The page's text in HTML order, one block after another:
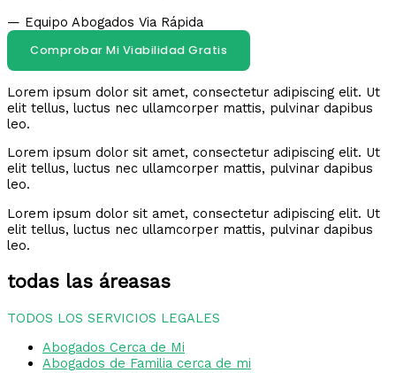
— Equipo Abogados Via Rápida
Comprobar Mi Viabilidad Gratis
Lorem ipsum dolor sit amet, consectetur adipiscing elit. Ut
elit tellus, luctus nec ullamcorper mattis, pulvinar dapibus
leo.
Lorem ipsum dolor sit amet, consectetur adipiscing elit. Ut
elit tellus, luctus nec ullamcorper mattis, pulvinar dapibus
leo.
Lorem ipsum dolor sit amet, consectetur adipiscing elit. Ut
elit tellus, luctus nec ullamcorper mattis, pulvinar dapibus
leo.
todas las áreasas
TODOS LOS SERVICIOS LEGALES
Abogados Cerca de Mi
Abogados de Familia cerca de mi